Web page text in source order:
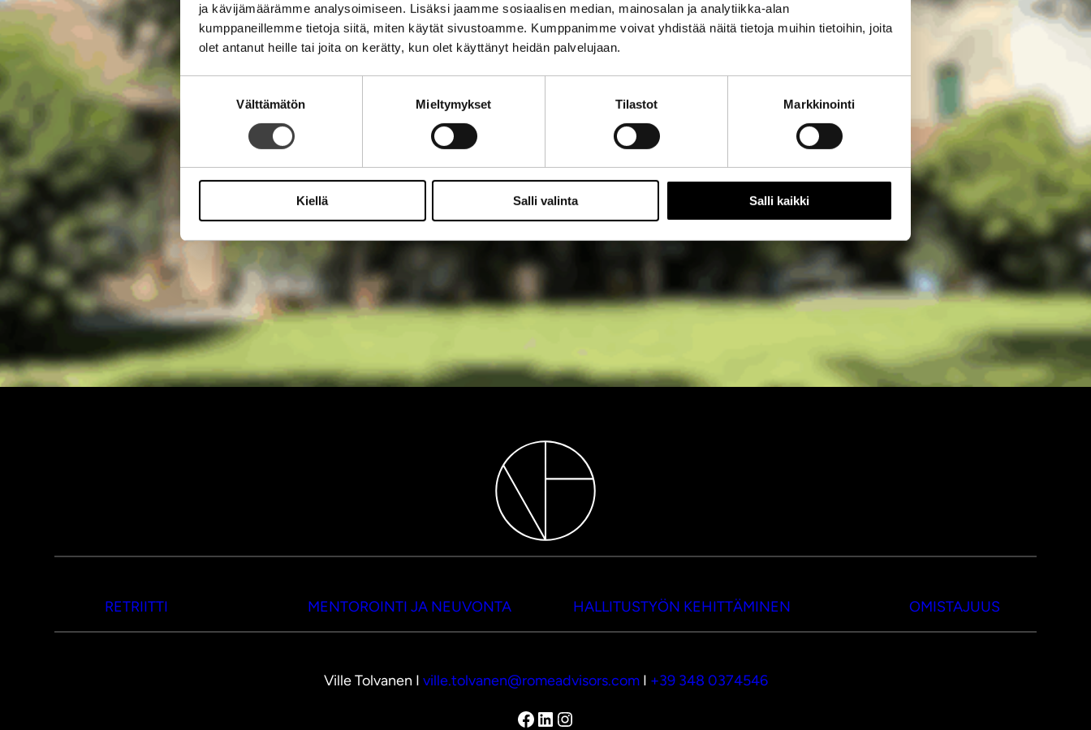
ja kävijämäärämme analysoimiseen. Lisäksi jaamme sosiaalisen median, mainosalan ja analytiikka-alan
kumppaneillemme tietoja siitä, miten käytät sivustoamme. Kumppanimme voivat yhdistää näitä tietoja muihin tietoihin, joita
olet antanut heille tai joita on kerätty, kun olet käyttänyt heidän palvelujaan.
valinta
Välttämätön Mieltymykset Tilastot Markkinointi
Kiellä Salli valinta Salli kaikki
RETRIITTI MENTOROINTI JA NEUVONTA HALLITUSTYÖN KEHITTÄMINEN OMISTAJUUS
Ville Tolvanen I ville.tolvanen@romeadvisors.comI +39 348 0374546
Facebook
LinkedIn
Instagram